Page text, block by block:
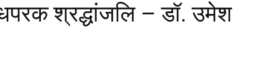
श्रद्धांजलि – डॉ. उमेश